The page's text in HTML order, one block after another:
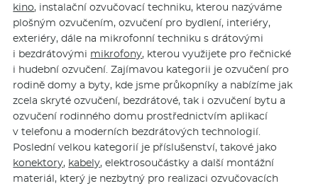
kino, instalační ozvučovací techniku, kterou nazýváme
plošným ozvučením, ozvučení pro bydlení, interiéry,
exteriéry, dále na mikrofonní techniku s drátovými
i bezdrátovými mikrofony, kterou využijete pro řečnické
i hudební ozvučení. Zajímavou kategorii je ozvučení pro
rodině domy a byty, kde jsme průkopníky a nabízíme jak
zcela skryté ozvučení, bezdrátové, tak i ozvučení bytu a
ozvučení rodinného domu prostřednictvím aplikací
v telefonu a moderních bezdrátových technologií.
Poslední velkou kategorií je příslušenství, takové jako
konektory, kabely, elektrosoučástky a další montážní
materiál, který je nezbytný pro realizaci ozvučovacích